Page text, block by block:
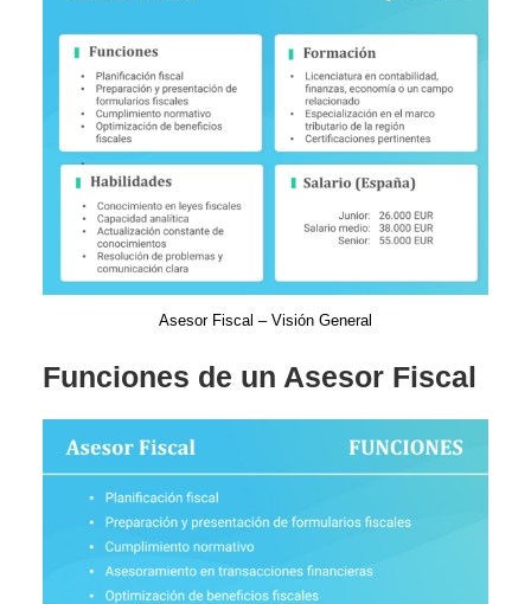
Asesor Fiscal – Visión General
Funciones de un Asesor Fiscal